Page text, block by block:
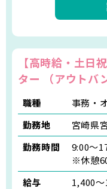
【高時給・土日
ター （アウトバ
職種
事務・
勤務地
宮崎県
勤務時間
9:00～
※休憩
給与
1,400